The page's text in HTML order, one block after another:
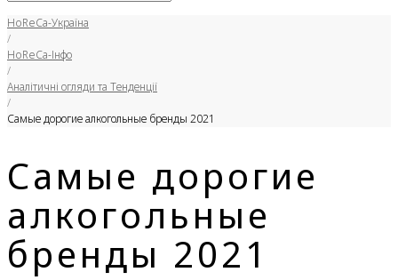
HoReCa-Україна
/
HoReCa-Інфо
/
Аналітичні огляди та Тенденції
/
Самые дорогие алкогольные бренды 2021
Самые дорогие
алкогольные
бренды 2021